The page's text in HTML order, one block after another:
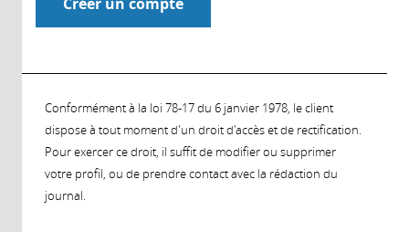
Conformément à la loi 78-17 du 6 janvier 1978, le client
dispose à tout moment d'un droit d'accès et de rectification.
Pour exercer ce droit, il suffit de modifier ou supprimer
votre profil, ou de prendre contact avec la rédaction du
journal.